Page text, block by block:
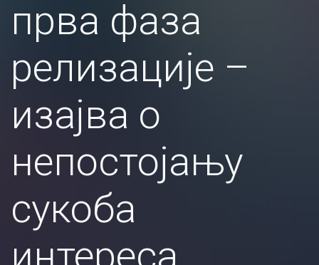
прва фаза
релизације –
изајва о
непостојању
сукоба